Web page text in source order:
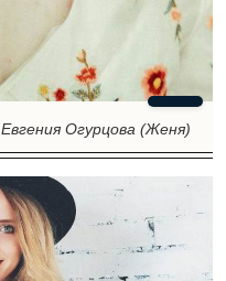
Евгения Огурцова (Женя)